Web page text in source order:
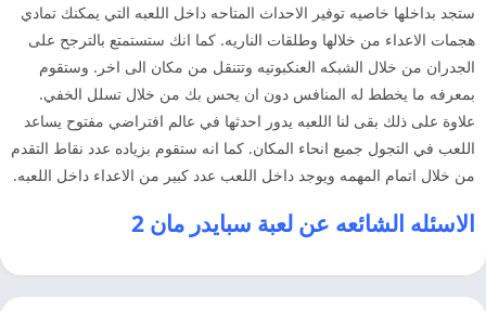
ستجد بداخلها خاصيه توفير الاحداث المتاحه داخل اللعبه التي يمكنك تمادي
هجمات الاعداء من خلالها وطلقات الناريه. كما انك ستستمتع بالترجح على
الجدران من خلال الشبكه العنكبوتيه وتتنقل من مكان الى اخر. وستقوم
بمعرفه ما يخطط له المنافس دون ان يحس بك من خلال تسلل الخفي.
علاوة على ذلك بقى لنا اللعبه يدور احدثها في عالم افتراضي مفتوح يساعد
اللعب في التجول جميع انحاء المكان. كما انه ستقوم بزياده عدد نقاط التقدم
من خلال اتمام المهمه ويوجد داخل اللعب عدد كبير من الاعداء داخل اللعبه.
الاسئله الشائعه عن لعبة سبايدر مان 2